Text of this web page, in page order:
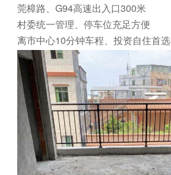
莞樟路、G94高速出入口300米
村委统一管理、停车位充足方便
离市中心10分钟车程、投资自住首选